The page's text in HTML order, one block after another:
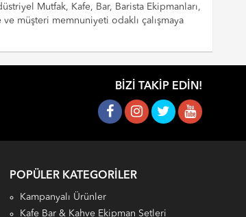
Mutfak, Kafe, Bar, Barista Ekipmanları,
müşteri memnuniyeti odaklı çalışmaya
BIZI TAKIP EDIN!
POPÜLER KATEGORILER
Kampanyalı Ürünler
Kafe Bar & Kahve Ekipman Setleri